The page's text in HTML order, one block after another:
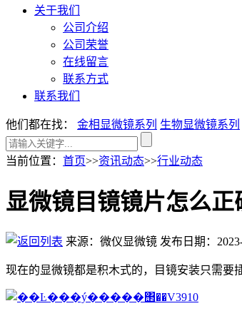
关于我们
公司介绍
公司荣誉
在线留言
联系方式
联系我们
他们都在找： 金相显微镜系列 生物显微镜系列
当前位置 ： 首页>>资讯动态>>行业动态
显微镜目镜镜片怎么
来源：微仪显微镜 发布日期：
现在的显微镜都是积木式的，目镜安装只需要